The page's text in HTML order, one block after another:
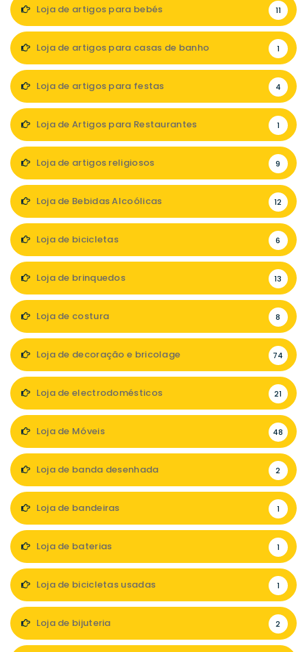
Loja de artigos para bebés 11
Loja de artigos para casas de banho 1
Loja de artigos para festas 4
Loja de Artigos para Restaurantes 1
Loja de artigos religiosos 9
Loja de Bebidas Alcoólicas 12
Loja de bicicletas 6
Loja de brinquedos 13
Loja de costura 8
Loja de decoração e bricolage 74
Loja de electrodomésticos 21
Loja de Móveis 48
Loja de banda desenhada 2
Loja de bandeiras 1
Loja de baterias 1
Loja de bicicletas usadas 1
Loja de bijuteria 2